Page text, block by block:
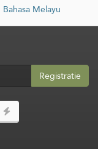
Bahasa Melayu
Registratie